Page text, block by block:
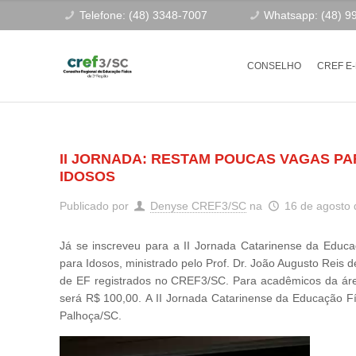
Telefone: (48) 3348-7007 Whatsapp: (48)
CONSELHO CREF
II JORNADA: RESTAM POUCAS VAGAS
IDOSOS
Publicado por Denyse CREF3/SC na 16 de agosto
Já se inscreveu para a II Jornada Catarinense da
para Idosos, ministrado pelo Prof. Dr. João Augusto Reis
de EF registrados no CREF3/SC. Para acadêmicos da
será R$ 100,00. A II Jornada Catarinense da Educação
Palhoça/SC.